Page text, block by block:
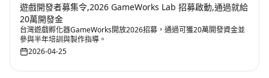
遊戲開發者募集令,2026 GameWorks Lab 招募啟動,通過就給
20萬開發金
台灣遊戲孵化器GameWorks開放2026招募，通過可獲20萬開發資金並
參與半年培訓與製作指導。
2026-04-25